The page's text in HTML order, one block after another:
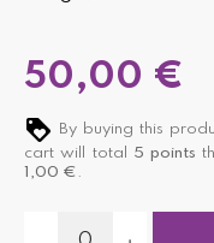
50,00 €
By buying this
cart will total 5 points
1,00 € .